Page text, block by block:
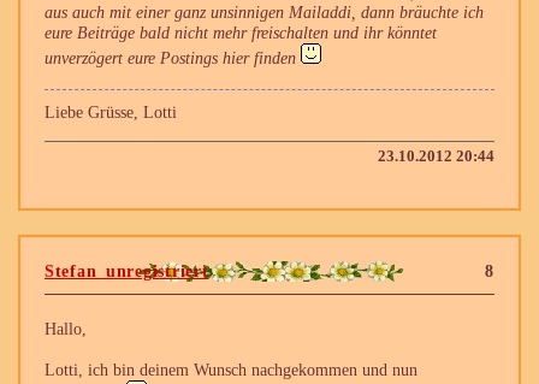
aus auch mit einer ganz unsinnigen Mailaddi, dann bräuchte ich
eure Beiträge bald nicht mehr freischalten und ihr könntet
unverzögert eure Postings hier finden
Liebe Grüsse, Lotti
23.10.2012 20:44
8
Stefan_unregistriert
Hallo,
Lotti, ich bin deinem Wunsch nachgekommen und nun